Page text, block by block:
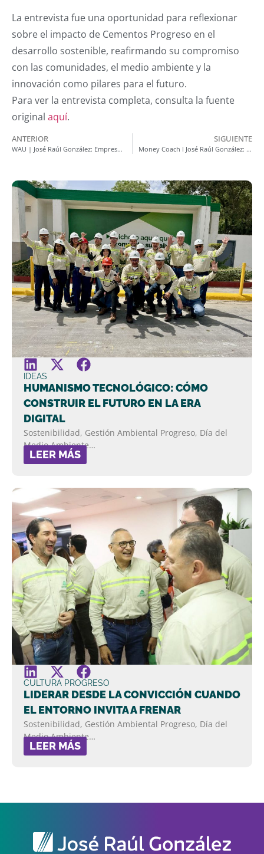
La entrevista fue una oportunidad para reflexionar
sobre el impacto de Cementos Progreso en el
desarrollo sostenible, reafirmando su compromiso
con las comunidades, el medio ambiente y la
innovación como pilares para el futuro.
Para ver la entrevista completa, consulta la fuente
original aquí.
ANTERIOR
WAU | José Raúl González: Empresas Responsables
SIGUIENTE
Money Coach I José Raúl González: Liderazgo y conexiones humanas
IDEAS
HUMANISMO TECNOLÓGICO: CÓMO
CONSTRUIR EL FUTURO EN LA ERA
DIGITAL
Sostenibilidad, Gestión Ambiental Progreso, Día del
Medio Ambiente…
LEER MÁS
CULTURA PROGRESO
LIDERAR DESDE LA CONVICCIÓN CUANDO
EL ENTORNO INVITA A FRENAR
Sostenibilidad, Gestión Ambiental Progreso, Día del
Medio Ambiente…
LEER MÁS